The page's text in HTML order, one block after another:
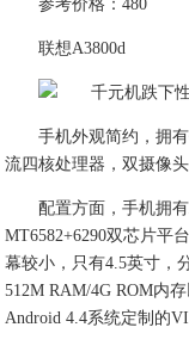
参考价格：480
联想A3800d
手机外观简约，拥
流四核处理器，双摄像
配置方面，手机拥
MT6582+6290双芯片平
幕较小，只有4.5英寸，
512M RAM/4G ROM内
Android 4.4系统定制的